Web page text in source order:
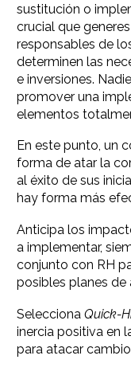
sustitución o
crucial que
responsables de
determinen las
e inversiones.
promover una
elementos
En este punto, un
forma de atar la
al éxito de sus
hay forma más
Anticipa los
a implementar,
conjunto con RH
posibles planes de
Selecciona Quick-
inercia positiva en
para atacar